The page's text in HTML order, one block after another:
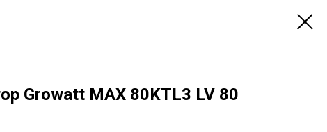
Growatt MAX 80KTL3 LV 80